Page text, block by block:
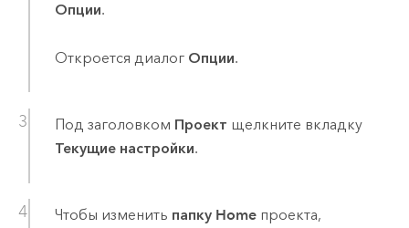
Опции.
Откроется диалог Опции.
Под заголовком Проект щелкните вкладку
Текущие настройки.
Чтобы изменить папку Homeпроекта,